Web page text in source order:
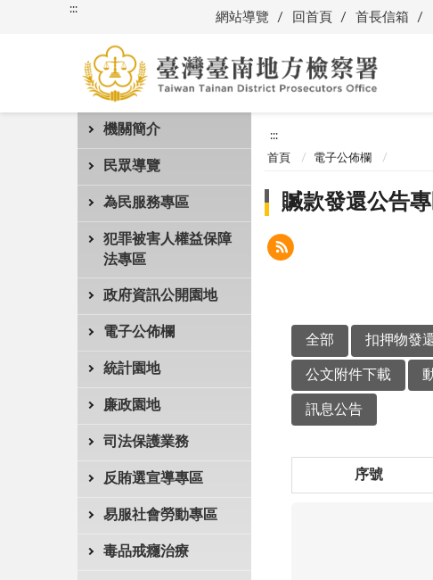
:::
網站導覽 回首頁 首長信箱
機關簡介
民眾導覽
為民服務專區
犯罪被害人權益保障
法專區
政府資訊公開園地
電子公佈欄
統計園地
廉政園地
司法保護業務
反賄選宣導專區
易服社會勞動專區
毒品戒癮治療
:::
首頁 電子公佈欄
贓款發還公告
全部 扣押物發
公文附件下載
訊息公告
序號